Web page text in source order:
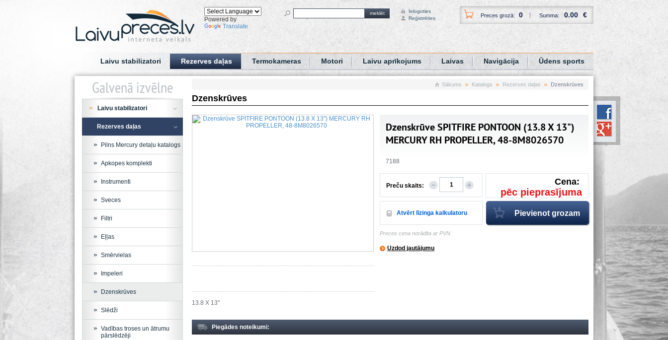
Powered by
Translate
meklēt
Ielogoties
Reģistrēties
Preces grozā: 0 Summa: 0.00 €
Laivu stabilizatori Rezerves daļas Termokameras Motori Laivu aprīkojums Laivas Navigācija Ūdens sports
Sākums Katalogs Rezerves daļas Dzenskrūves
Dzenskrūves
Dzenskrūve SPITFIRE PONTOON (13.8 X 13")
MERCURY RH PROPELLER, 48-8M8026570
7188
Preču skaits: Cena:
pēc pieprasījuma
Atvērt līzinga kalkulatoru
Preces cena norādīta ar PVN
Uzdod jautājumu
13.8 X 13"
Piegādes noteikumi:
Galvenā izvēlne
Laivu stabilizatori
Rezerves daļas
Pilns Mercury detaļu katalogs
Apkopes komplekti
Instrumenti
Sveces
Filtri
Eļļas
Smērvielas
Impeleri
Dzenskrūves
Slēdži
Vadības troses un ātrumu
pārslēdzēji